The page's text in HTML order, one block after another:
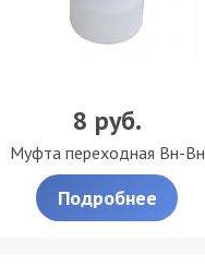
8 руб.
Муфта переходная Вн-Вн
Подробнее